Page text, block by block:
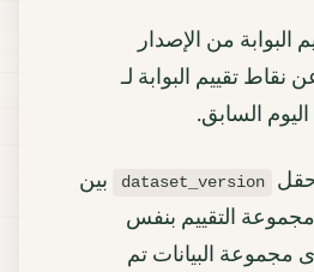
البوابة من الإصدار
تقييم البوابة لـ
السابق.
dataset_version
بين
التقييم بنفس
مجموعة البيانات تم